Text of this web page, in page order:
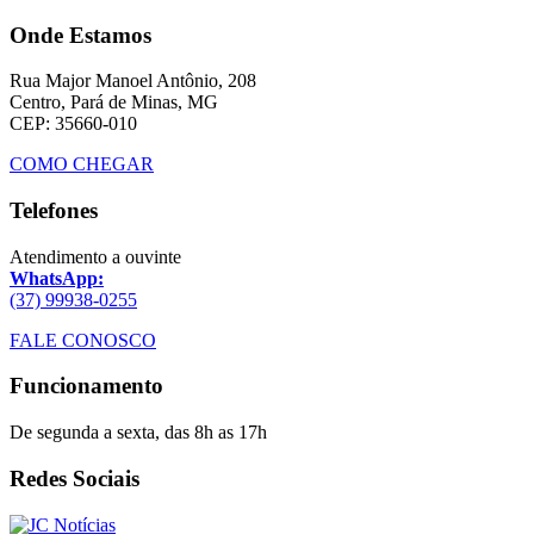
Onde Estamos
Rua Major Manoel Antônio, 208
Centro, Pará de Minas, MG
CEP: 35660-010
COMO CHEGAR
Telefones
Atendimento a ouvinte
WhatsApp:
(37) 99938-0255
FALE CONOSCO
Funcionamento
De segunda a sexta, das 8h as 17h
Redes Sociais